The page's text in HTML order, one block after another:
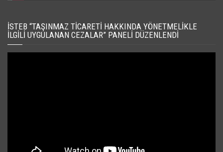
İSTEB “TAŞINMAZ TICARETI HAKKINDA YÖNETMELIKLE
İLGILI UYGULANAN CEZALAR” PANELI DÜZENLENDI